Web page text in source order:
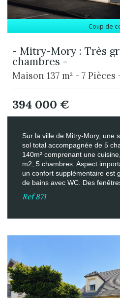
Coup de
- Mitry-Mory : Très
chambres -
Maison 137 m² - 7
394 000 €
Sur la ville de Mitry-Mory, une
sol total accompagnée de 5
140m² comprenant une
m2, 5 chambres. Aspect
un confort supplémentaire est
de bains avec WC. Des
Ref871